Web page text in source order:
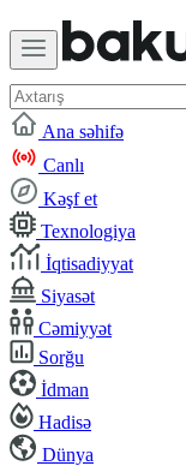
Ana səhifə
Canlı
Kəşf et
Texnologiya
İqtisadiyyat
Siyasət
Cəmiyyət
Sorğu
İdman
Hadisə
Dünya